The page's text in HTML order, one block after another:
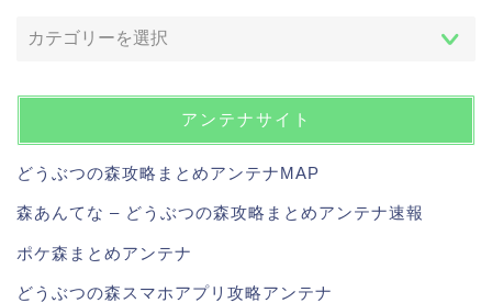
アンテナサイト
どうぶつの森攻略まとめアンテナMAP
森あんてな – どうぶつの森攻略まとめアンテナ速報
ポケ森まとめアンテナ
どうぶつの森スマホアプリ攻略アンテナ